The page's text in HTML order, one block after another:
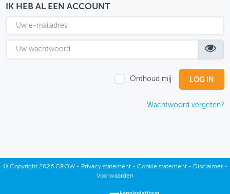
THEMASITES
MIJN PROFIEL
GEBRUIKER
IK HEB AL EEN ACCOUNT
Onthoud mij
Wachtwoord vergeten?
© Copyright2026 CROW - Privacy statement- Cookie statement- Disclaimer-
Voorwaarden